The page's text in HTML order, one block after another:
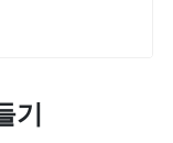
기